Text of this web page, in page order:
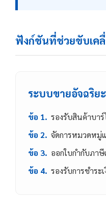
ฟังก์ชันที่ช่วยขับเค
ระบบขายอัจฉริยะ
ข้อ 1. รองรับสินค้าบา
ข้อ 2. จัดการหมวดหมู่
ข้อ 3. ออกใบกำกับภา
ข้อ 4. รองรับการชำร